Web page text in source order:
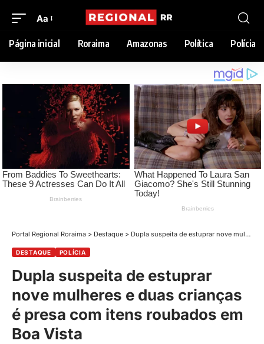
Aa
Página inicial Roraima Amazonas Política Polícia
Portal Regional Roraima > Destaque > Dupla suspeita de estuprar nove mulheres e duas crianças é presa com itens roubados em Boa Vista
DESTAQUE POLÍCIA
Dupla suspeita de estuprar
nove mulheres e duas crianças
é presa com itens roubados em
Boa Vista